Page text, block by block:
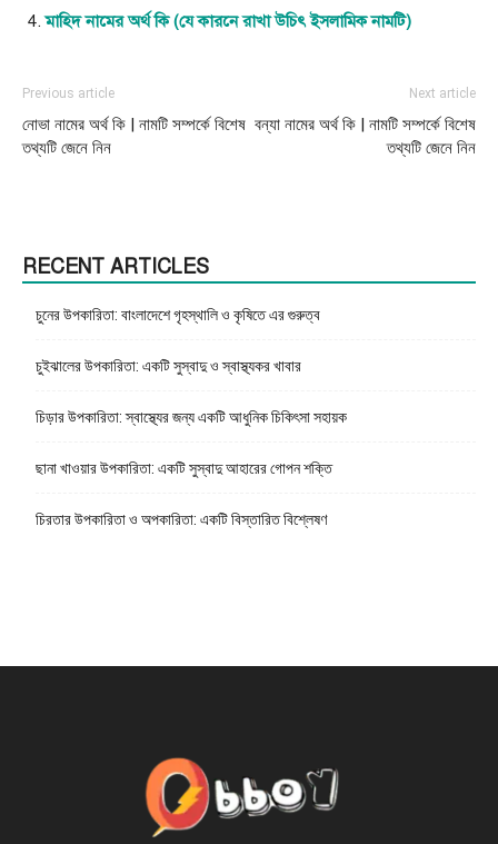
মাহিদ নামের অর্থ কি (যে কারনে রাখা উচিৎ ইসলামিক নামটি)
Previous article
নোভা নামের অর্থ কি | নামটি সম্পর্কে বিশেষ
তথ্যটি জেনে নিন
Next article
বন্যা নামের অর্থ কি | নামটি সম্পর্কে বিশেষ
তথ্যটি জেনে নিন
RECENT ARTICLES
চুনের উপকারিতা: বাংলাদেশে গৃহস্থালি ও কৃষিতে এর গুরুত্ব
চুইঝালের উপকারিতা: একটি সুস্বাদু ও স্বাস্থ্যকর খাবার
চিড়ার উপকারিতা: স্বাস্থ্যের জন্য একটি আধুনিক চিকিৎসা সহায়ক
ছানা খাওয়ার উপকারিতা: একটি সুস্বাদু আহারের গোপন শক্তি
চিরতার উপকারিতা ও অপকারিতা: একটি বিস্তারিত বিশ্লেষণ